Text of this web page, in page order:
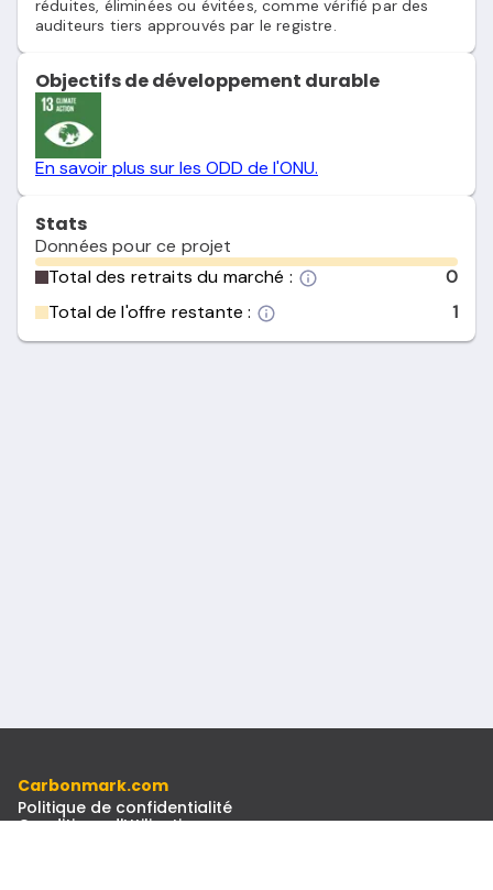
réduites, éliminées ou évitées, comme vérifié par des
auditeurs tiers approuvés par le registre.
Objectifs de développement durable
En savoir plus sur les ODD de l'ONU.
Stats
Données pour ce projet
Total des retraits du marché :
0
Total de l'offre restante :
1
Carbonmark.com
Politique de confidentialité
Conditions d'Utilisation